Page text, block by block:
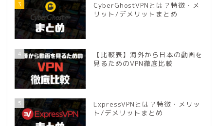
3
CyberGhostVPNとは？特徴・メ
リット/デメリットまとめ
4
【比較表】海外から日本の動画を
見るためのVPN徹底比較
5
ExpressVPNとは？特徴・メリッ
ト/デメリットまとめ